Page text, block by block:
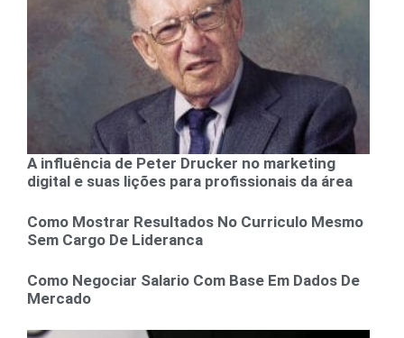
A influência de Peter Drucker no marketing
digital e suas lições para profissionais da área
Como Mostrar Resultados No Curriculo Mesmo
Sem Cargo De Lideranca
Como Negociar Salario Com Base Em Dados De
Mercado